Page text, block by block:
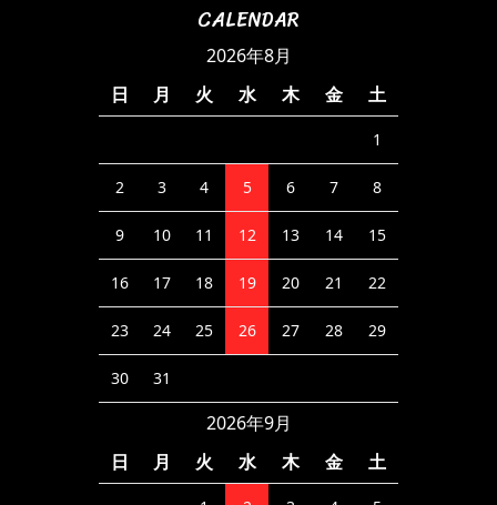
CALENDAR
2026年8月
日
月 火 水 木 金 土
1
2 3 4 5 6 7 8
9 10 11 12 13 14 15
16 17 18 19 20 21 22
23 24 25 26 27 28 29
30 31
2026年9月
日
月 火 水 木 金 土